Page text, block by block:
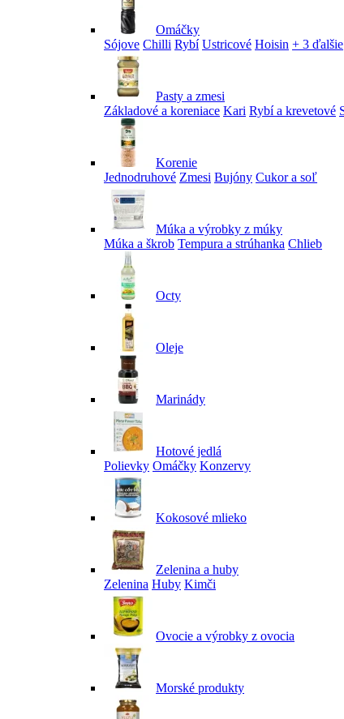
Omáčky
Sójove Chilli Rybí Ustricové Hoisin + 3 ďalšie
Pasty a zmesi
Základové a koreniace Kari Rybí a krevetové
Korenie
Jednodruhové Zmesi Bujóny Cukor a soľ
Múka a výrobky z múky
Múka a škrob Tempura a strúhanka Chlieb
Octy
Oleje
Marinády
Hotové jedlá
Polievky Omáčky Konzervy
Kokosové mlieko
Zelenina a huby
Zelenina Huby Kimči
Ovocie a výrobky z ovocia
Morské produkty